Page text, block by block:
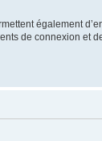
également
de connexion et